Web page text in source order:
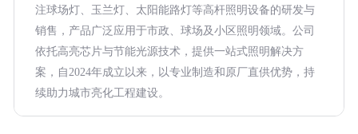
注球场灯、玉兰灯、太阳能路灯等高杆照明设备的研发与
销售，产品广泛应用于市政、球场及小区照明领域。公司
依托高亮芯片与节能光源技术，提供一站式照明解决方
案，自2024年成立以来，以专业制造和原厂直供优势，持
续助力城市亮化工程建设。